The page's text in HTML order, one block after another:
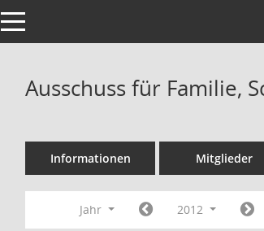
Toggle navigation
Ausschuss für Familie,
Informationen Mitglieder
Jahr 2012